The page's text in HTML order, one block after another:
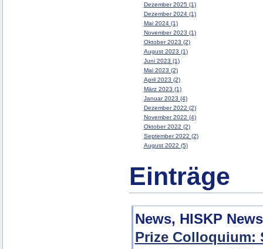
Dezember 2025 (1)
Dezember 2024 (1)
Mai 2024 (1)
November 2023 (1)
Oktober 2023 (2)
August 2023 (1)
Juni 2023 (1)
Mai 2023 (2)
April 2023 (2)
März 2023 (1)
Januar 2023 (4)
Dezember 2022 (2)
November 2022 (4)
Oktober 2022 (2)
September 2022 (2)
August 2022 (5)
Einträge
News, HISKP
Prize Colloquium: